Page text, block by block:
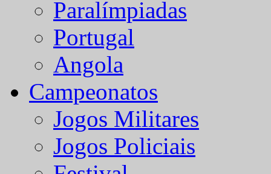
Paralímpiadas
Portugal
Angola
Campeonatos
Jogos Militares
Jogos Policiais